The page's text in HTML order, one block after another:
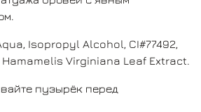
Isopropyl Alcohol, CI#77492,
Hamamelis Virginiana Leaf Extract.
пузырёк перед